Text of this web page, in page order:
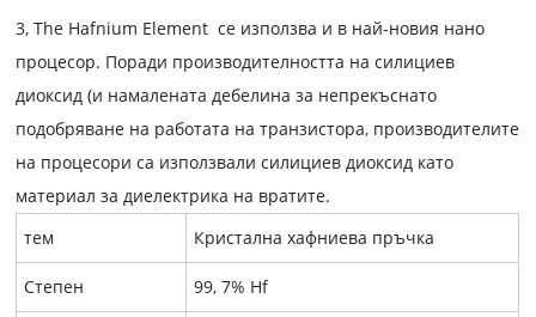
3, The Hafnium Element се използва и в най-новия нано
процесор. Поради производителността на силициев
диоксид (и намалената дебелина за непрекъснато
подобряване на работата на транзистора, производителите
на процесори са използвали силициев диоксид като
материал за диелектрика на вратите.
тем
Кристална хафниева пръчка
Степен 99, 7% Hf